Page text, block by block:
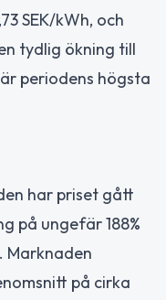
SEK/kWh, och
tydlig ökning till
periodens högsta
har priset gått
på ungefär 188%
Marknaden
på cirka